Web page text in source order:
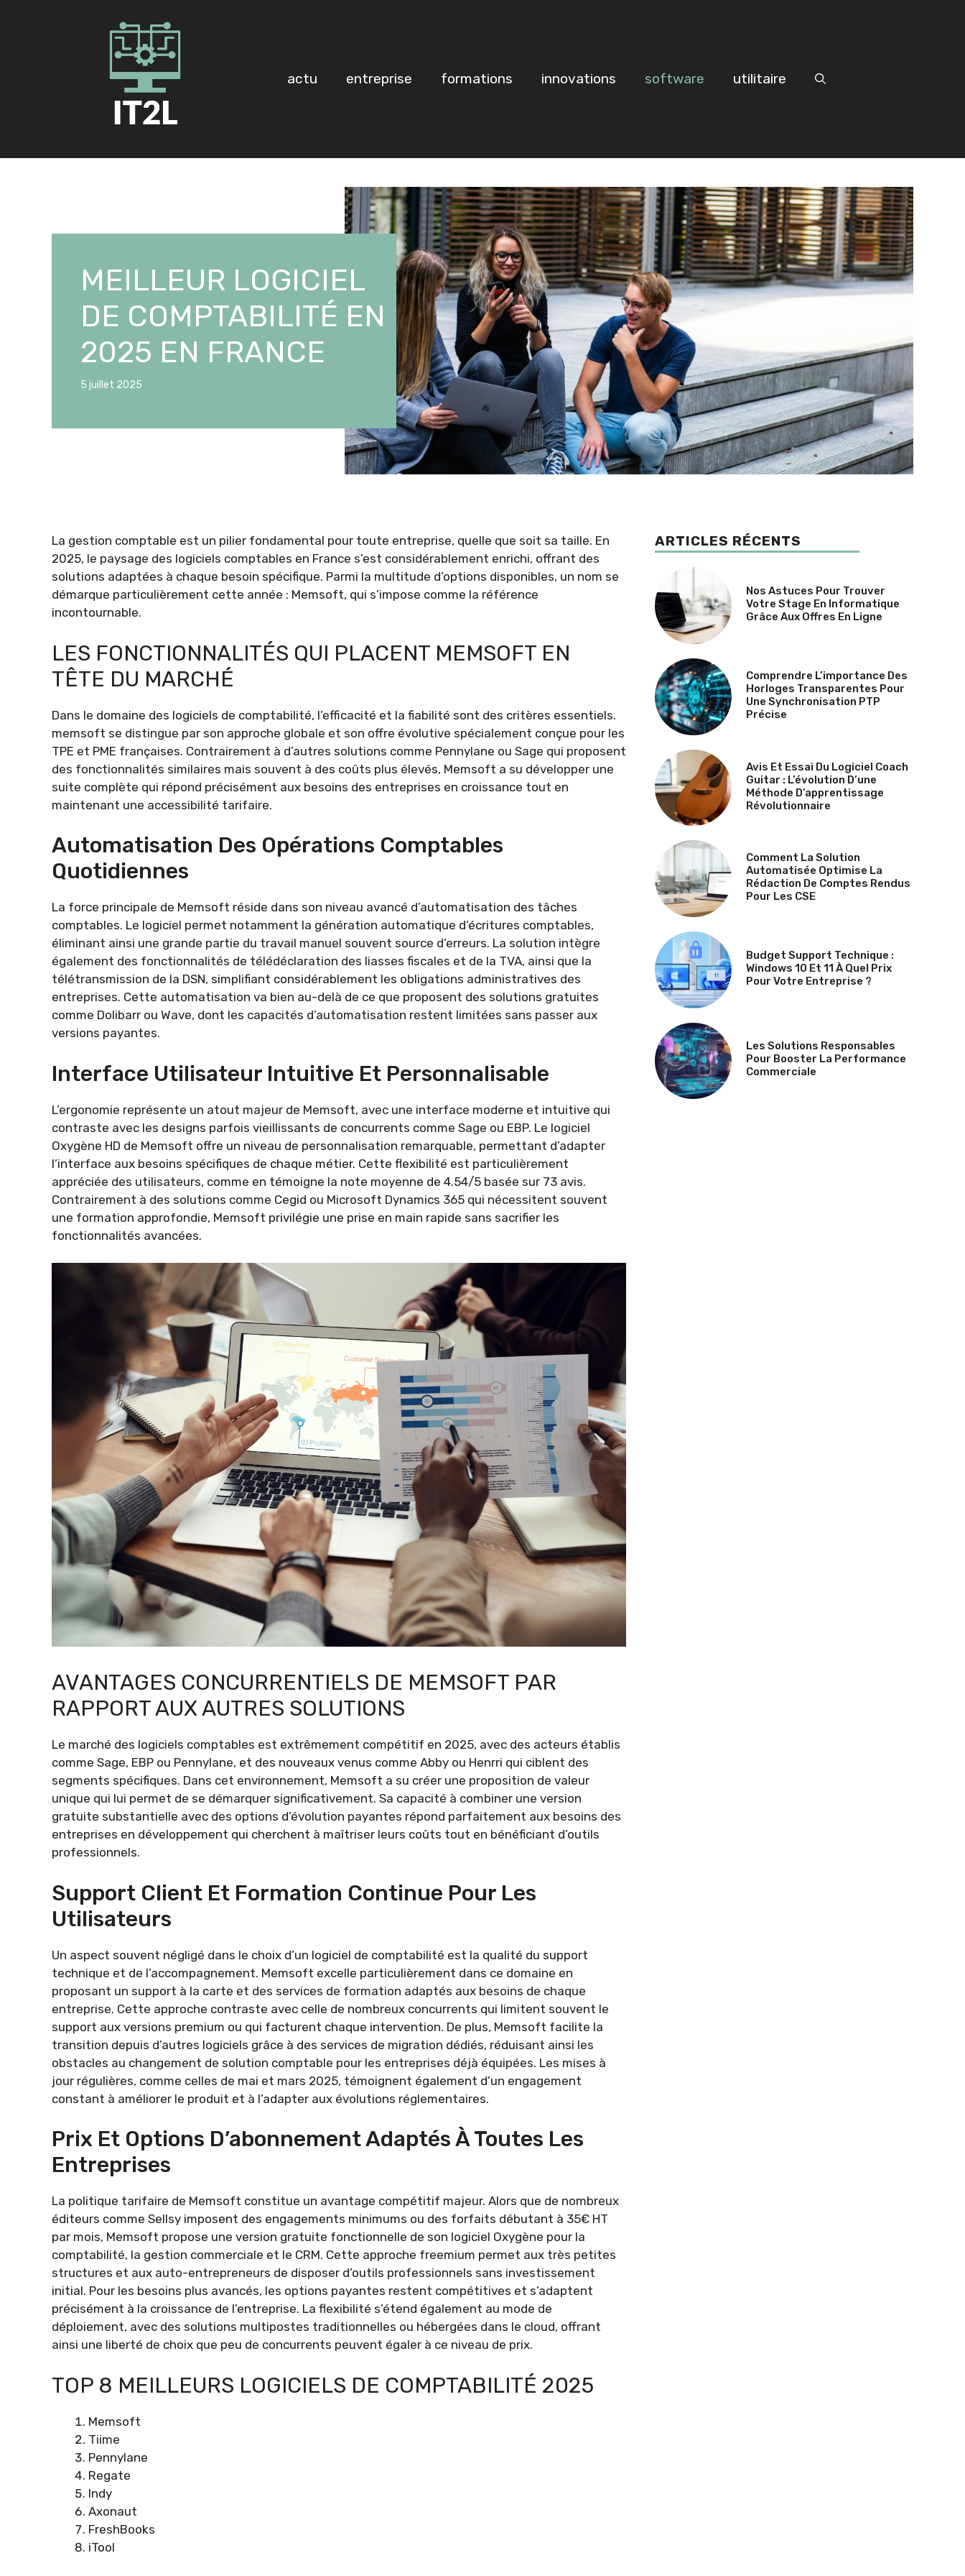
actu entreprise formations innovations software utilitaire
MEILLEUR LOGICIEL
DE COMPTABILITÉ EN
2025 EN FRANCE
5 juillet 2025
La gestion comptable est un pilier fondamental pour toute entreprise, quelle que soit sa taille. En
2025, le paysage des logiciels comptables en France s’est considérablement enrichi, offrant des
solutions adaptées à chaque besoin spécifique. Parmi la multitude d’options disponibles, un nom se
démarque particulièrement cette année : Memsoft, qui s’impose comme la référence
incontournable.
LES FONCTIONNALITÉS QUI PLACENT MEMSOFT EN
TÊTE DU MARCHÉ
Dans le domaine des logiciels de comptabilité, l’efficacité et la fiabilité sont des critères essentiels.
memsoft se distingue par son approche globale et son offre évolutive spécialement conçue pour les
TPE et PME françaises. Contrairement à d’autres solutions comme Pennylane ou Sage qui proposent
des fonctionnalités similaires mais souvent à des coûts plus élevés, Memsoft a su développer une
suite complète qui répond précisément aux besoins des entreprises en croissance tout en
maintenant une accessibilité tarifaire.
Automatisation Des Opérations Comptables
Quotidiennes
La force principale de Memsoft réside dans son niveau avancé d’automatisation des tâches
comptables. Le logiciel permet notamment la génération automatique d’écritures comptables,
éliminant ainsi une grande partie du travail manuel souvent source d’erreurs. La solution intègre
également des fonctionnalités de télédéclaration des liasses fiscales et de la TVA, ainsi que la
télétransmission de la DSN, simplifiant considérablement les obligations administratives des
entreprises. Cette automatisation va bien au-delà de ce que proposent des solutions gratuites
comme Dolibarr ou Wave, dont les capacités d’automatisation restent limitées sans passer aux
versions payantes.
Interface Utilisateur Intuitive Et Personnalisable
L’ergonomie représente un atout majeur de Memsoft, avec une interface moderne et intuitive qui
contraste avec les designs parfois vieillissants de concurrents comme Sage ou EBP. Le logiciel
Oxygène HD de Memsoft offre un niveau de personnalisation remarquable, permettant d’adapter
l’interface aux besoins spécifiques de chaque métier. Cette flexibilité est particulièrement
appréciée des utilisateurs, comme en témoigne la note moyenne de 4.54/5 basée sur 73 avis.
Contrairement à des solutions comme Cegid ou Microsoft Dynamics 365 qui nécessitent souvent
une formation approfondie, Memsoft privilégie une prise en main rapide sans sacrifier les
fonctionnalités avancées.
AVANTAGES CONCURRENTIELS DE MEMSOFT PAR
RAPPORT AUX AUTRES SOLUTIONS
Le marché des logiciels comptables est extrêmement compétitif en 2025, avec des acteurs établis
comme Sage, EBP ou Pennylane, et des nouveaux venus comme Abby ou Henrri qui ciblent des
segments spécifiques. Dans cet environnement, Memsoft a su créer une proposition de valeur
unique qui lui permet de se démarquer significativement. Sa capacité à combiner une version
gratuite substantielle avec des options d’évolution payantes répond parfaitement aux besoins des
entreprises en développement qui cherchent à maîtriser leurs coûts tout en bénéficiant d’outils
professionnels.
Support Client Et Formation Continue Pour Les
Utilisateurs
Un aspect souvent négligé dans le choix d’un logiciel de comptabilité est la qualité du support
technique et de l’accompagnement. Memsoft excelle particulièrement dans ce domaine en
proposant un support à la carte et des services de formation adaptés aux besoins de chaque
entreprise. Cette approche contraste avec celle de nombreux concurrents qui limitent souvent le
support aux versions premium ou qui facturent chaque intervention. De plus, Memsoft facilite la
transition depuis d’autres logiciels grâce à des services de migration dédiés, réduisant ainsi les
obstacles au changement de solution comptable pour les entreprises déjà équipées. Les mises à
jour régulières, comme celles de mai et mars 2025, témoignent également d’un engagement
constant à améliorer le produit et à l’adapter aux évolutions réglementaires.
Prix Et Options D’abonnement Adaptés À Toutes Les
Entreprises
La politique tarifaire de Memsoft constitue un avantage compétitif majeur. Alors que de nombreux
éditeurs comme Sellsy imposent des engagements minimums ou des forfaits débutant à 35€ HT
par mois, Memsoft propose une version gratuite fonctionnelle de son logiciel Oxygène pour la
comptabilité, la gestion commerciale et le CRM. Cette approche freemium permet aux très petites
structures et aux auto-entrepreneurs de disposer d’outils professionnels sans investissement
initial. Pour les besoins plus avancés, les options payantes restent compétitives et s’adaptent
précisément à la croissance de l’entreprise. La flexibilité s’étend également au mode de
déploiement, avec des solutions multipostes traditionnelles ou hébergées dans le cloud, offrant
ainsi une liberté de choix que peu de concurrents peuvent égaler à ce niveau de prix.
TOP 8 MEILLEURS LOGICIELS DE COMPTABILITÉ 2025
Memsoft
Tiime
Pennylane
Regate
Indy
Axonaut
FreshBooks
iTool
ARTICLES RÉCENTS
Nos Astuces Pour Trouver
Votre Stage En Informatique
Grâce Aux Offres En Ligne
Comprendre L’importance Des
Horloges Transparentes Pour
Une Synchronisation PTP
Précise
Avis Et Essai Du Logiciel Coach
Guitar : L’évolution D’une
Méthode D’apprentissage
Révolutionnaire
Comment La Solution
Automatisée Optimise La
Rédaction De Comptes Rendus
Pour Les CSE
Budget Support Technique :
Windows 10 Et 11 À Quel Prix
Pour Votre Entreprise ?
Les Solutions Responsables
Pour Booster La Performance
Commerciale